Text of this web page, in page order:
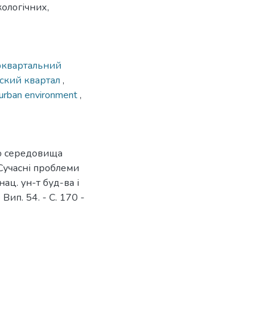
квартал ,
environment,
середовища
проблеми
ун-т буд-ва і
Вип. 54. - С. 170 -